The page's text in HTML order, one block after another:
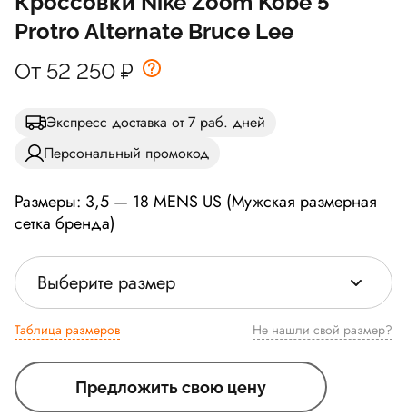
Protro Alternate Bruce Lee
От 52 250 ₽
Экспресс доставка от 7 раб. дней
Персональный промокод
Размеры: 3,5 — 18 MENS US (Мужская размерная
сетка бренда)
Выберите размер
Таблица размеров Не нашли свой размер?
Предложить свою цену